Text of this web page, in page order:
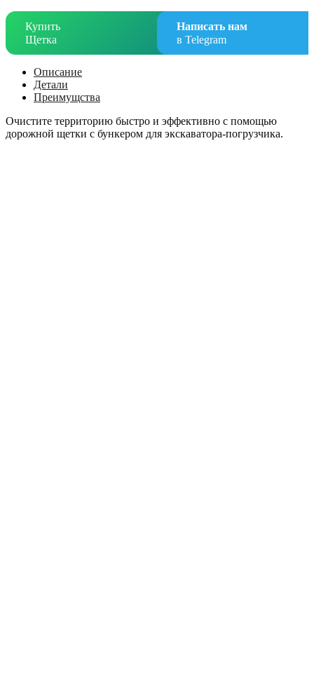
Купить
Щетка
Написать нам
в Telegram
Описание
Детали
Преимущства
Очистите территорию быстро и эффективно с помощью
дорожной щетки с бункером для экскаватора-погрузчика.